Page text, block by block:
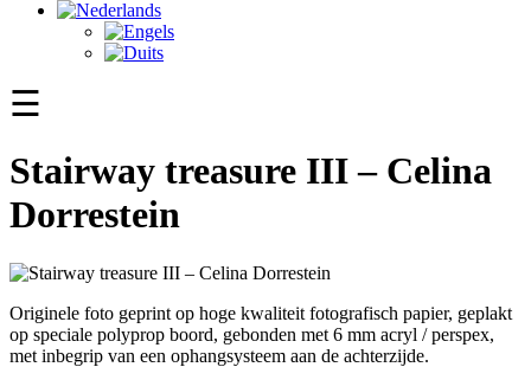
☰
Stairway treasure III – Celina
Dorrestein
Originele foto geprint op hoge kwaliteit fotografisch papier, geplakt
op speciale polyprop boord, gebonden met 6 mm acryl / perspex,
met inbegrip van een ophangsysteem aan de achterzijde.